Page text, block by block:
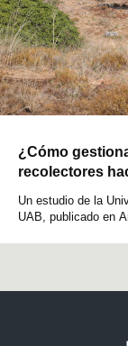
¿Cómo
recolectores
Un estudio de la
UAB, publicado en